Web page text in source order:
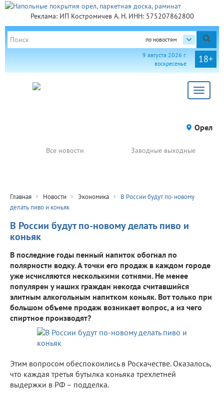
Реклама: ИП Костромичев А. Н. ИНН: 575207862800
по новостям
18+
9 августа 2026 г.
воскресенье
Toggle
Орел
Все новости Заводные выходные
Главная Новости Экономика
В России будут по-новому
делать пиво и коньяк
В России будут по-новому делать пиво и
коньяк
В последние годы пенный напиток обогнал по
полярности водку. А точки его продаж в каждом городе
уже исчисляются несколькими сотнями. Не менее
популярен у наших граждан некогда считавшийся
элитным алкогольным напитком коньяк. Вот только при
большом объеме продаж возникает вопрос, а из чего
спиртное производят?
Этим вопросом обеспокоились в Роскачестве. Оказалось,
что каждая третья бутылка коньяка трехлетней
выдержки в РФ – подделка.